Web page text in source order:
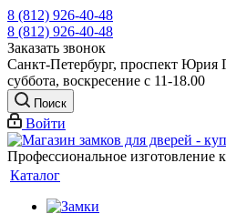
8 (812) 926-40-48
8 (812) 926-40-48
Заказать звонок
Санкт-Петербург, проспект
суббота, воскресение с 11-18.00
Поиск
Войти
Профессиональное изготовление
Каталог